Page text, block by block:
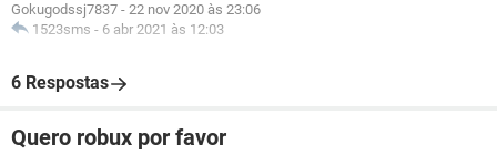
Gokugodssj7837 - 22 nov 2020 às 23:06
1523sms - 6 abr 2021 às 12:03
6 Respostas
Quero robux por favor